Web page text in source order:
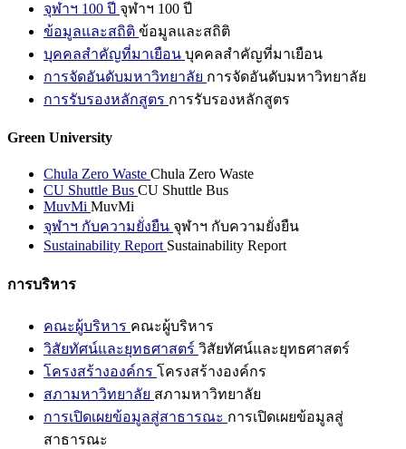
จุฬาฯ 100 ปี จุฬาฯ 100 ปี
ข้อมูลและสถิติ ข้อมูลและสถิติ
บุคคลสำคัญที่มาเยือน บุคคลสำคัญที่มาเยือน
การจัดอันดับมหาวิทยาลัย การจัดอันดับมหาวิทยาลัย
การรับรองหลักสูตร การรับรองหลักสูตร
Green University
Chula Zero Waste Chula Zero Waste
CU Shuttle Bus CU Shuttle Bus
MuvMi MuvMi
จุฬาฯ กับความยั่งยืน จุฬาฯ กับความยั่งยืน
Sustainability Report Sustainability Report
การบริหาร
คณะผู้บริหาร คณะผู้บริหาร
วิสัยทัศน์และยุทธศาสตร์ วิสัยทัศน์และยุทธศาสตร์
โครงสร้างองค์กร โครงสร้างองค์กร
สภามหาวิทยาลัย สภามหาวิทยาลัย
การเปิดเผยข้อมูลสู่สาธารณะ การเปิดเผยข้อมูลสู่
สาธารณะ